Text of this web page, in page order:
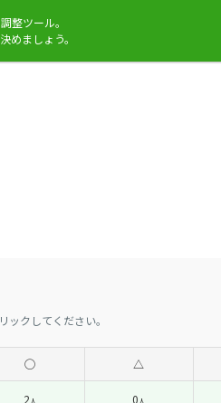
整ツール。
めましょう。
ックしてください。
◯ △
2人 0人